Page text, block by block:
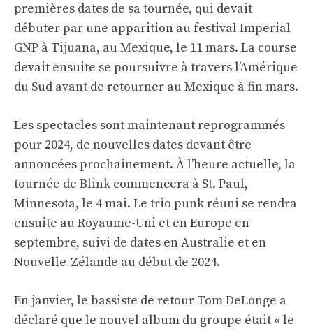
premières dates de sa tournée, qui devait
débuter par une apparition au festival Imperial
GNP à Tijuana, au Mexique, le 11 mars. La course
devait ensuite se poursuivre à travers l’Amérique
du Sud avant de retourner au Mexique à fin mars.
Les spectacles sont maintenant reprogrammés
pour 2024, de nouvelles dates devant être
annoncées prochainement. À l’heure actuelle, la
tournée de Blink commencera à St. Paul,
Minnesota, le 4 mai. Le trio punk réuni se rendra
ensuite au Royaume-Uni et en Europe en
septembre, suivi de dates en Australie et en
Nouvelle-Zélande au début de 2024.
En janvier, le bassiste de retour Tom DeLonge a
déclaré que le nouvel album du groupe était « le